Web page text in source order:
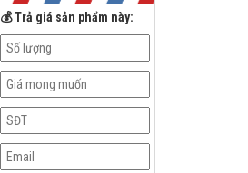
💰 Trả giá sản phẩm này: